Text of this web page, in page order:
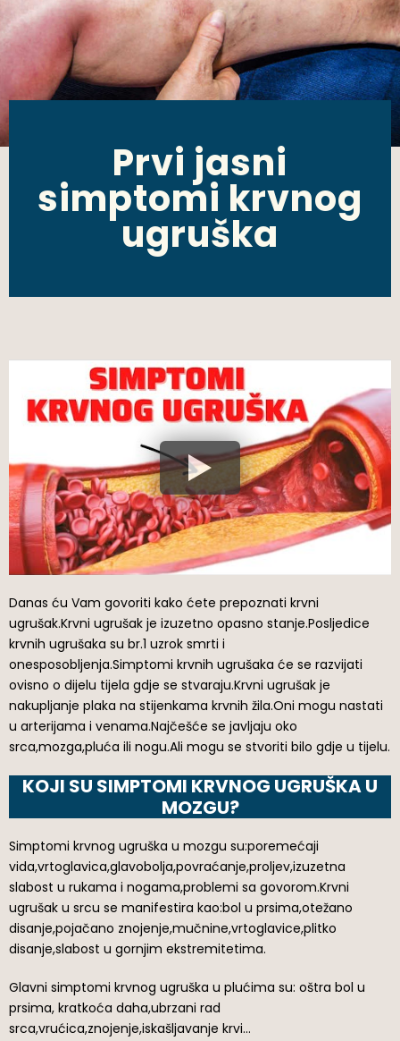
Prvi jasni
simptomi krvnog
ugruška
Danas ću Vam govoriti kako ćete prepoznati krvni
ugrušak.Krvni ugrušak je izuzetno opasno stanje.Posljedice
krvnih ugrušaka su br.1 uzrok smrti i
onesposobljenja.Simptomi krvnih ugrušaka će se razvijati
ovisno o dijelu tijela gdje se stvaraju.Krvni ugrušak je
nakupljanje plaka na stijenkama krvnih žila.Oni mogu nastati
u arterijama i venama.Najčešće se javljaju oko
srca,mozga,pluća ili nogu.Ali mogu se stvoriti bilo gdje u tijelu.
KOJI SU SIMPTOMI KRVNOG UGRUŠKA U
MOZGU?
Simptomi krvnog ugruška u mozgu su:poremećaji
vida,vrtoglavica,glavobolja,povraćanje,proljev,izuzetna
slabost u rukama i nogama,problemi sa govorom.Krvni
ugrušak u srcu se manifestira kao:bol u prsima,otežano
disanje,pojačano znojenje,mučnine,vrtoglavice,plitko
disanje,slabost u gornjim ekstremitetima.
Glavni simptomi krvnog ugruška u plućima su: oštra bol u
prsima, kratkoća daha,ubrzani rad
srca,vrućica,znojenje,iskašljavanje krvi…